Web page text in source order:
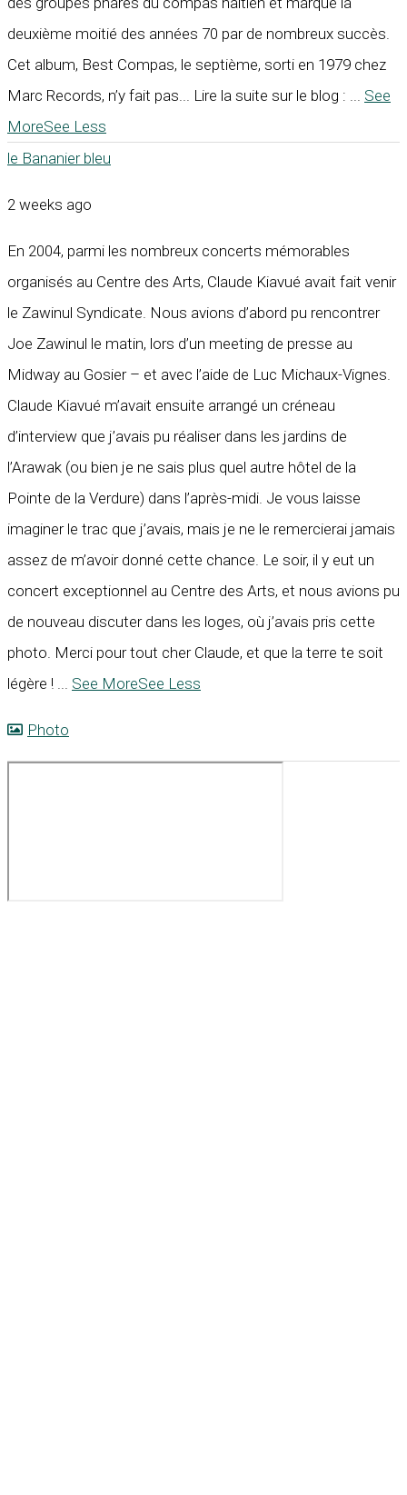
deuxième moitié des années 70 par de nombreux succès.
Cet album, Best Compas, le septième, sorti en 1979 chez
Marc Records, n’y fait pas... Lire la suite sur le blog :
See
MoreSee Less
le Bananier bleu
2 weeks ago
En 2004, parmi les nombreux concerts mémorables
organisés au Centre des Arts, Claude Kiavué avait fait venir
le Zawinul Syndicate. Nous avions d’abord pu rencontrer
Joe Zawinul le matin, lors d’un meeting de presse au
Midway au Gosier – et avec l’aide de Luc Michaux-Vignes.
Claude Kiavué m’avait ensuite arrangé un créneau
d’interview que j’avais pu réaliser dans les jardins de
l’Arawak (ou bien je ne sais plus quel autre hôtel de la
Pointe de la Verdure) dans l’après-midi. Je vous laisse
imaginer le trac que j’avais, mais je ne le remercierai jamais
assez de m’avoir donné cette chance. Le soir, il y eut un
concert exceptionnel au Centre des Arts, et nous avions pu
de nouveau discuter dans les loges, où j’avais pris cette
photo. Merci pour tout cher Claude, et que la terre te soit
légère !
See MoreSee Less
Photo